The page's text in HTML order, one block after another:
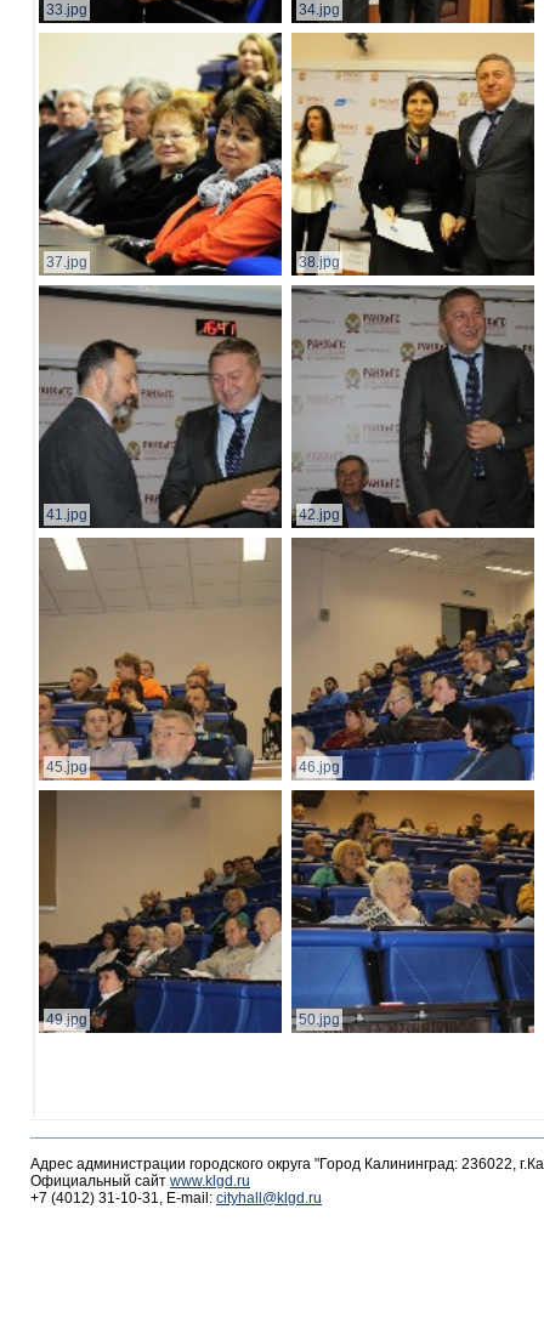
33.jpg 34.jpg
37.jpg 38.jpg
41.jpg 42.jpg
45.jpg 46.jpg
49.jpg 50.jpg
Адрес администрации городского округа "Город Калининград: 236022,
Официальный сайт www.klgd.ru
+7 (4012) 31-10-31, E-mail: cityhall@klgd.ru